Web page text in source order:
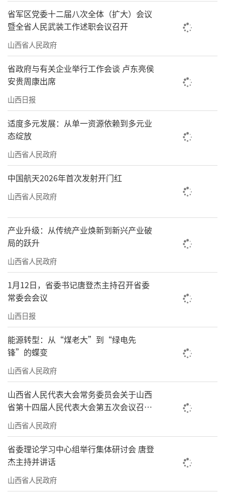
省军区党委十二届八次全体（扩大）会议
暨全省人民武装工作述职会议召开
山西省人民政府
省政府与有关企业举行工作会谈 卢东亮侯
安贵周康出席
山西日报
适度多元发展：从单一资源依赖到多元业
态绽放
山西省人民政府
中国航天2026年首次发射开门红
山西省人民政府
产业升级：从传统产业焕新到新兴产业破
局的跃升
山西省人民政府
1月12日，省委书记唐登杰主持召开省委
常委会会议
山西日报
能源转型：从“煤老大”到“绿电先
锋”的蝶变
山西省人民政府
山西省人民代表大会常务委员会关于山西
省第十四届人民代表大会第五次会议召开
时间的决定
山西省人民政府
省委理论学习中心组举行集体研讨会 唐登
杰主持并讲话
山西省人民政府